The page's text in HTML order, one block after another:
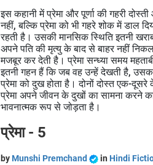
इस कहानी में प्रेमा और पूर्णा की गहरी
नहीं, बल्कि प्रेमा को भी गहरे शोक में डाल
रहती है। उसकी मानसिक स्थिति इतनी
अपने पति की मृत्यु के बाद से बाहर नहीं
मजबूर कर देती है। प्रेमा सन्ध्या समय
इतनी गहन हैं कि जब वह उन्हें देखती है,
प्रेमा को दुख होता है। दोनों दोस्त एक-
प्रेमा अपने जीवन के दुखों का सामना करने
भावनात्मक रूप से जोड़ता है।
प्रेमा - 5
by Munshi Premchand in Hindi